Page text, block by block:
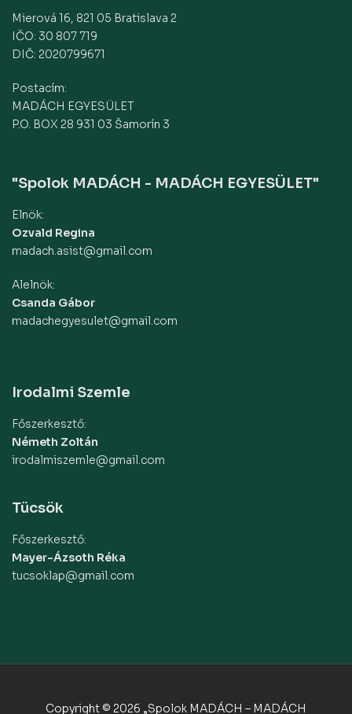
Mierová 16, 821 05 Bratislava 2
IČO: 30 807 719
DIČ: 2020799671
Postacím:
MADÁCH EGYESÜLET
P.O. BOX 28 931 03 Šamorín 3
"Spolok MADÁCH - MADÁCH EGYESÜLET"
Elnök:
Ozvald Regina
madach.asist@gmail.com
Alelnök:
Csanda Gábor
madachegyesulet@gmail.com
Irodalmi Szemle
Főszerkesztő:
Németh Zoltán
irodalmiszemle@gmail.com
Tücsök
Főszerkesztő:
Mayer-Ázsoth Réka
tucsoklap@gmail.com
Copyright © 2026 „Spolok MADÁCH – MADÁCH